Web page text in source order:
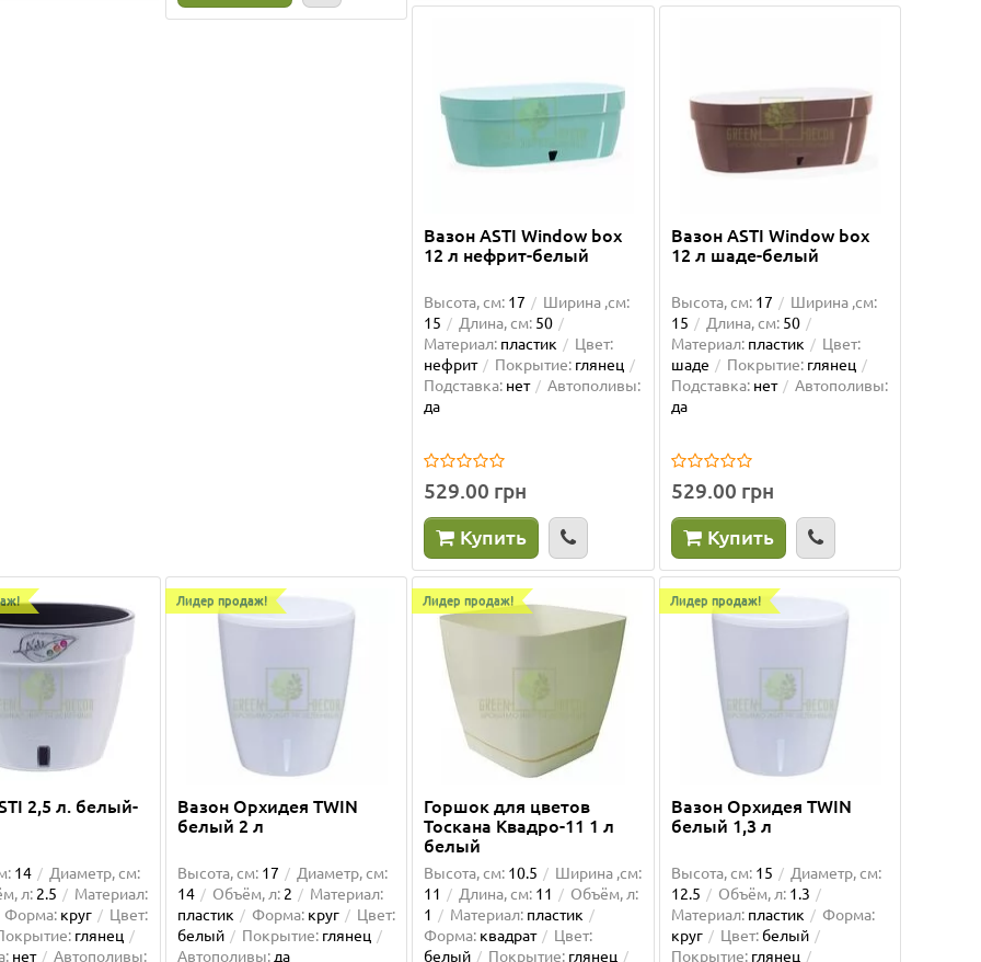
нет
32.00 грн
Объём, л:56
Форма:овал
Покрытие:рельеф
Подставка:
Автополивы:нет
1570.00 грн 1319.00 грн
Купить
Лидер продаж!
антрацит
Диаметр, см:
25 Материал:
пластик
антрацит
1137.00 грн 955.00 грн
Вазон ASTI Window box
12 л нефрит-белый
Высота, см: 17
Ширина ,см:
15
Длина, см: 50
Материал: пластик
Цвет:
нефрит
Покрытие: глянец
Подставка: нет
Автополивы:
да
529.00 грн
Купить
Вазон ASTI Window box
12 л шаде-белый
Высота, см: 17
Ширина ,см:
15
Длина, см: 50
Материал: пластик
Цвет:
шаде
Покрытие: глянец
Подставка: нет
Автополивы:
да
529.00 грн
Купить
2,5 л. белый-
14
Диаметр, см:
л: 2.5
Материал:
Форма: круг
Цвет:
глянец
нет
Автополивы:
Лидер продаж!
Вазон Орхидея TWIN
белый 2 л
Высота, см: 17
Диаметр, см:
14
Объём, л: 2
Материал:
пластик
Форма: круг
Цвет:
белый
Покрытие: глянец
Автополивы: да
Лидер продаж!
Горшок для цветов
Тоскана Квадро-11 1 л
белый
Высота, см: 10.5
Ширина ,см:
11
Длина, см: 11
Объём, л:
1
Материал: пластик
Форма: квадрат
Цвет:
белый
Покрытие: глянец
Лидер продаж!
Вазон Орхидея TWIN
белый 1,3 л
Высота, см: 15
Диаметр, см:
12.5
Объём, л: 1.3
Материал: пластик
Форма:
круг
Цвет:белый
Покрытие: глянец